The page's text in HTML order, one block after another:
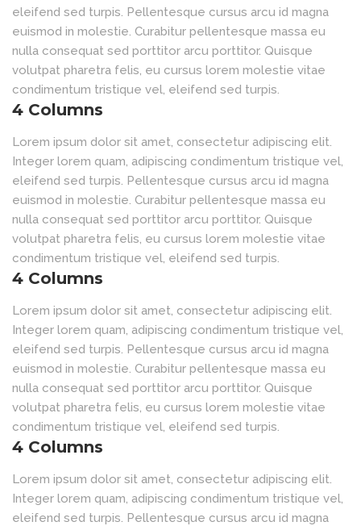
eleifend sed turpis. Pellentesque cursus arcu id magna
euismod in molestie. Curabitur pellentesque massa eu
nulla consequat sed porttitor arcu porttitor. Quisque
volutpat pharetra felis, eu cursus lorem molestie vitae
condimentum tristique vel, eleifend sed turpis.
4 Columns
Lorem ipsum dolor sit amet, consectetur adipiscing elit.
Integer lorem quam, adipiscing condimentum tristique vel,
eleifend sed turpis. Pellentesque cursus arcu id magna
euismod in molestie. Curabitur pellentesque massa eu
nulla consequat sed porttitor arcu porttitor. Quisque
volutpat pharetra felis, eu cursus lorem molestie vitae
condimentum tristique vel, eleifend sed turpis.
4 Columns
Lorem ipsum dolor sit amet, consectetur adipiscing elit.
Integer lorem quam, adipiscing condimentum tristique vel,
eleifend sed turpis. Pellentesque cursus arcu id magna
euismod in molestie. Curabitur pellentesque massa eu
nulla consequat sed porttitor arcu porttitor. Quisque
volutpat pharetra felis, eu cursus lorem molestie vitae
condimentum tristique vel, eleifend sed turpis.
4 Columns
Lorem ipsum dolor sit amet, consectetur adipiscing elit.
Integer lorem quam, adipiscing condimentum tristique vel,
eleifend sed turpis. Pellentesque cursus arcu id magna